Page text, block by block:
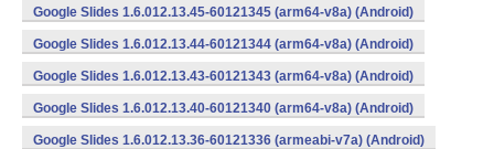
Google Slides 1.6.012.13.45-60121345 (arm64-v8a) (Android)
Google Slides 1.6.012.13.44-60121344 (arm64-v8a) (Android)
Google Slides 1.6.012.13.43-60121343 (arm64-v8a) (Android)
Google Slides 1.6.012.13.40-60121340 (arm64-v8a) (Android)
Google Slides 1.6.012.13.36-60121336 (armeabi-v7a) (Android)